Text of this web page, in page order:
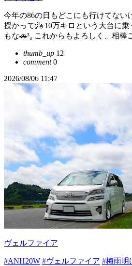
今年の86の日もどこにも行けてない
授かって👼 10万キロという大台に
もな🚗³₃ これからもよろしく、相棒
thumb_up 12
comment0
2026/08/06 11:47
ヴェルファイア
#ANH20W #ヴェルファイア #梅雨明